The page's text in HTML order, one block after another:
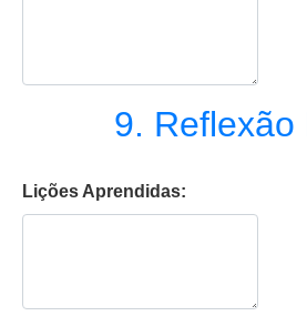
9. Reflexão
Lições Aprendidas: